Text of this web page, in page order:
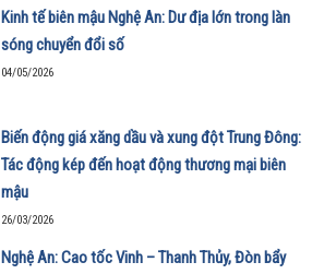
Kinh tế biên mậu Nghệ An: Dư địa lớn trong làn
sóng chuyển đổi số
04/05/2026
Biến động giá xăng dầu và xung đột Trung Đông:
Tác động kép đến hoạt động thương mại biên
mậu
26/03/2026
Nghệ An: Cao tốc Vinh – Thanh Thủy, Đòn bẩy